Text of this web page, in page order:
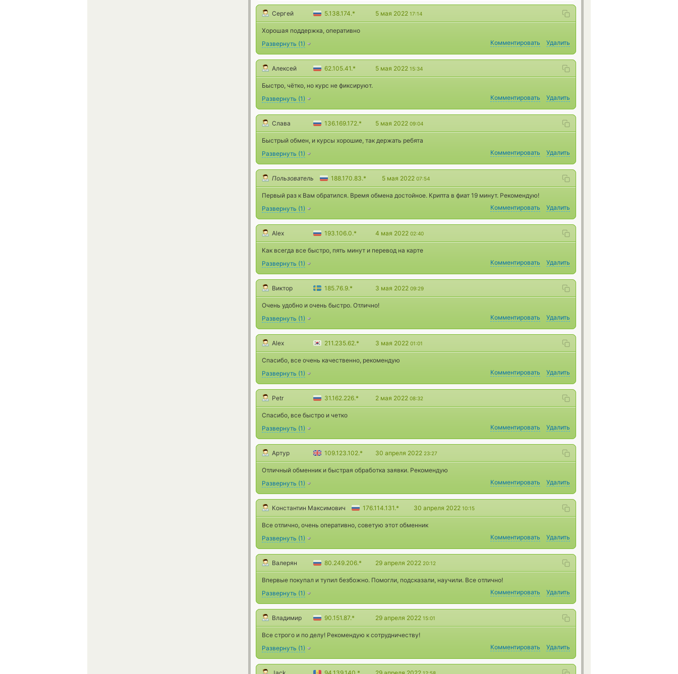
Сергей 5.138.174.* 5 мая 2022 17:14
Хорошая поддержка, оперативно
Развернуть (1) Комментировать Удалить
Алексей 62.105.41.* 5 мая 2022 15:34
Быстро, чётко, но курс не фиксируют.
Развернуть (1) Комментировать Удалить
Слава 136.169.172.* 5 мая 2022 09:04
Быстрый обмен, и курсы хорошие, так держать ребята
Развернуть (1) Комментировать Удалить
Пользователь 188.170.83.* 5 мая 2022 07:54
Первый раз к Вам обратился. Время обмена достойное. Крипта в фиат 19 минут. Рекомендую!
Развернуть (1) Комментировать Удалить
Alex 193.106.0.* 4 мая 2022 02:40
Как всегда все быстро, пять минут и перевод на карте
Развернуть (1) Комментировать Удалить
Виктор 185.76.9.* 3 мая 2022 09:29
Очень удобно и очень быстро. Отлично!
Развернуть (1) Комментировать Удалить
Alex 211.235.62.* 3 мая 2022 01:01
Спасибо, все очень качественно, рекомендую
Развернуть (1) Комментировать Удалить
Petr 31.162.226.* 2 мая 2022 08:32
Спасибо, все быстро и четко
Развернуть (1) Комментировать Удалить
Артур 109.123.102.* 30 апреля 2022 23:27
Отличный обменник и быстрая обработка заявки. Рекомендую
Развернуть (1) Комментировать Удалить
Константин Максимович 176.114.131.* 30 апреля 2022 10:15
Все отлично, очень оперативно, советую этот обменник
Развернуть (1) Комментировать Удалить
Валерян 80.249.206.* 29 апреля 2022 20:12
Впервые покупал и тупил безбожно. Помогли, подсказали, научили. Все отлично!
Развернуть (1) Комментировать Удалить
Владимир 90.151.87.* 29 апреля 2022 15:01
Все строго и по делу! Рекомендую к сотрудничеству!
Развернуть (1) Комментировать Удалить